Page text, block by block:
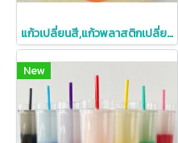
แก้วเปลี่ยนสี,แก้วพลาสติกเปลี่ยนสี,แก้วน้ำพลาสติก,แก้วน้ำ
New